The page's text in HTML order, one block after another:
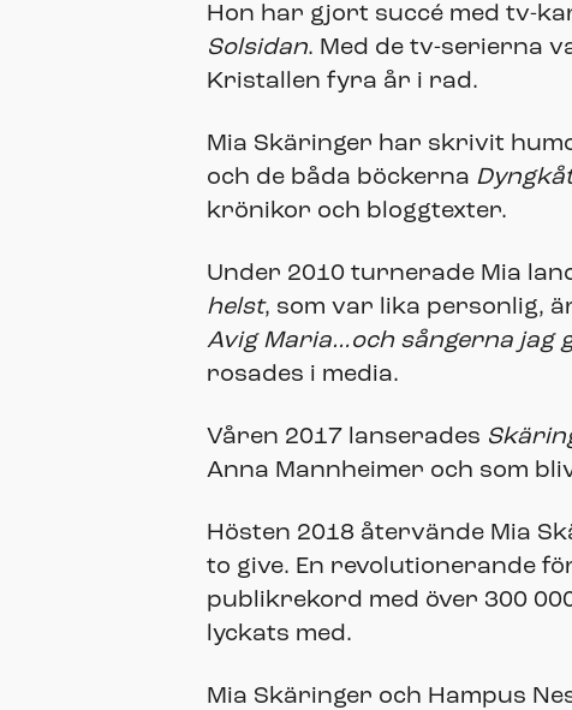
Hon har gjort succé med tv-
Solsidan. Med de tv-serierna
Kristallen fyra år i rad.
Mia Skäringer har skrivit
och de båda böckerna
krönikor och bloggtexter.
Under 2010 turnerade Mia
helst, som var lika personlig,
Avig Maria…och sångerna jag
rosades i media.
Våren 2017 lanserades
Anna Mannheimer och som
Hösten 2018 återvände Mia
to give. En revolutionerande
publikrekord med över 300
lyckats med.
Mia Skäringer och Hampus